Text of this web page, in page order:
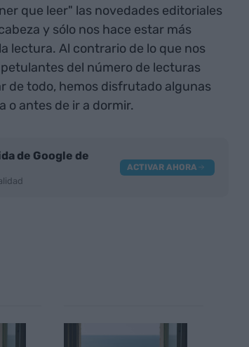
que leer" las novedades editoriales
y sólo nos hace estar más
lectura. Al contrario de lo que nos
del número de lecturas
de todo, hemos disfrutado algunas
o antes de ir a dormir.
de Google de
ACTIVAR AHORA